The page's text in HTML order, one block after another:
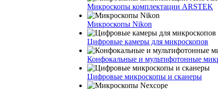
Микроскопы комплектации ARSTEK
Микроскопы Nikon
Цифровые камеры для микроскопов
Конфокальные и мультифотонные
Цифровые микроскопы и сканеры